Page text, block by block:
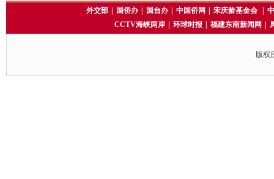
外交部 国侨办 国台办 中国侨网 宋庆龄基金会
CCTV海峡两岸
环球时报 福建东南新闻网
版权